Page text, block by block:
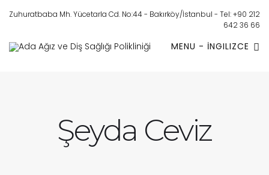
Zuhuratbaba Mh. Yücetarla Cd. No:44 - Bakırköy/İstanbul - Tel: +90 212
642 36 66
MENU - İNGILIZCE
Şeyda Ceviz